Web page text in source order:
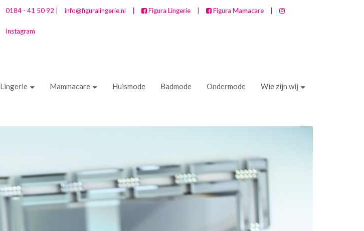
0184 - 41 50 92 | info@figuralingerie.nl Figura Lingerie Figura Mamacare
Instagram
Lingerie Mammacare Huismode Badmode Ondermode Wie zijn wij